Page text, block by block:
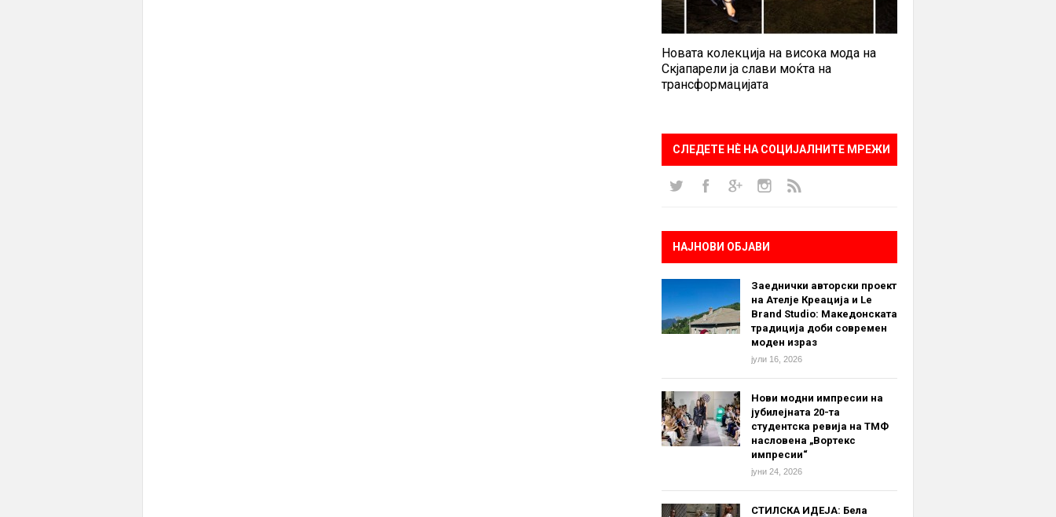
Новата колекција на висока мода на
Скјапарели ја слави моќта на
трансформацијата
СЛЕДЕТЕ НÈ НА СОЦИЈАЛНИТЕ МРЕЖИ
НАЈНОВИ ОБЈАВИ
Заеднички авторски проект
на Ателје Креација и Le
Brand Studio: Македонската
традиција доби современ
моден израз
јули 16, 2026
Нови модни импресии на
јубилејната 20-та
студентска ревија на ТМФ
насловена „Вортекс
импресии“
јуни 24, 2026
СТИЛСКА ИДЕЈА: Бела